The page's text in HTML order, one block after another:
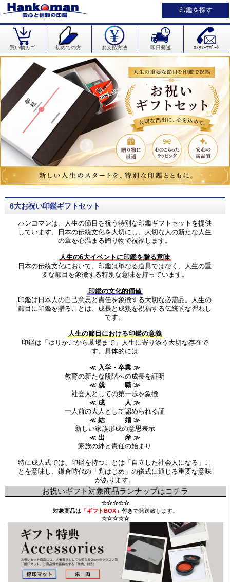
印鑑を探す
買い物カゴ 初めての方 お支払方法 即日発送 ｶｽﾀﾏｰｻﾎﾟｰﾄ
6大お祝い印鑑ギフトセット
ハンコマンは、人生の節目を祝う特別な印鑑ギフトセットを提供
しています。日本の伝統文化を大切にし、大切な人の新たな人生
の章を心温まる贈り物で祝福します。
人生の6大イベントに印鑑を贈る意味
日本の伝統文化において、印鑑は単なる道具ではなく、人生の重
要な節目を象徴する特別な意味を持っています。
印鑑の文化的価値
印鑑は日本人の自己意思と責任を象徴する大切な必需品。人生の
節目に印鑑を贈ることは、成長と成熟を祝福する伝統的な習わし
です。
人生の節目における印鑑の意義
印鑑は「ゆりかごから墓場まで」人生に寄り添う大切な存在で
す。具体的には
≪ 入学・卒業 ≫
教育の新たな段階への成長を証明
≪ 就 職 ≫
社会人としての第一歩を象徴
≪ 成 人 ≫
一人前の大人として認められる証
≪ 結 婚 ≫
新しい家族形成の意思表示
≪ 出 産 ≫
家族の絆と責任の始まり
特に成人式では、印鑑を持つことは「自立した社会人になる」こ
とを意味し、鎌倉時代の「判はじめ」の儀式に通じる重要な意味
があります。
お祝いギフト対象商品ランナップはコチラ
☆☆☆☆☆
対象商品は「ギフトBOX」 付きで発送致します。
☆☆☆☆☆